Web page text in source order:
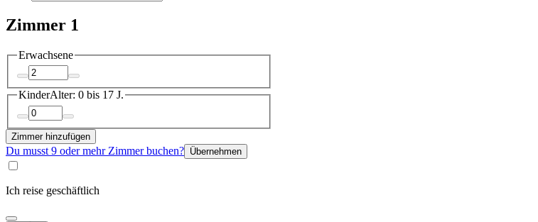
Zimmer 1
Erwachsene
KinderAlter: 0 bis 17 J.
Zimmer hinzufügen
Du musst 9 oder mehr Zimmer buchen? Übernehmen
Ich reise geschäftlich